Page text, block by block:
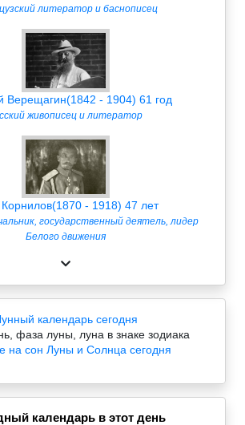
литератор и баснописец
Верещагин(1842 - 1904) 61 год
живописец и литератор
- 1918) 47 лет
государственный деятель, лидер
Белого движения
календарь сегодня
фаза луны, луна в знаке зодиака
на сон Луны и Солнца сегодня
календарь в этот день